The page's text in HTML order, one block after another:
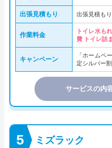
出張見積もり 出張見積も
作業料金
トイレ水も
費 トイレ詰
キャンペーン
「ホームペ
定シルバー
サービスの内
ミズラック